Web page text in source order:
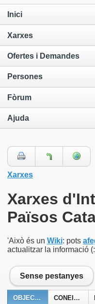
Inici
Xarxes
Ofertes i Demandes
Persones
Fòrum
Ajuda
Xarxes
Xarxes
Països
'Això és un Wiki: pots
actualitzar la informació
Sense pestanyes
OBJECTES (sense moneda) CONEIXEMENTS - XIC (sense moneda)